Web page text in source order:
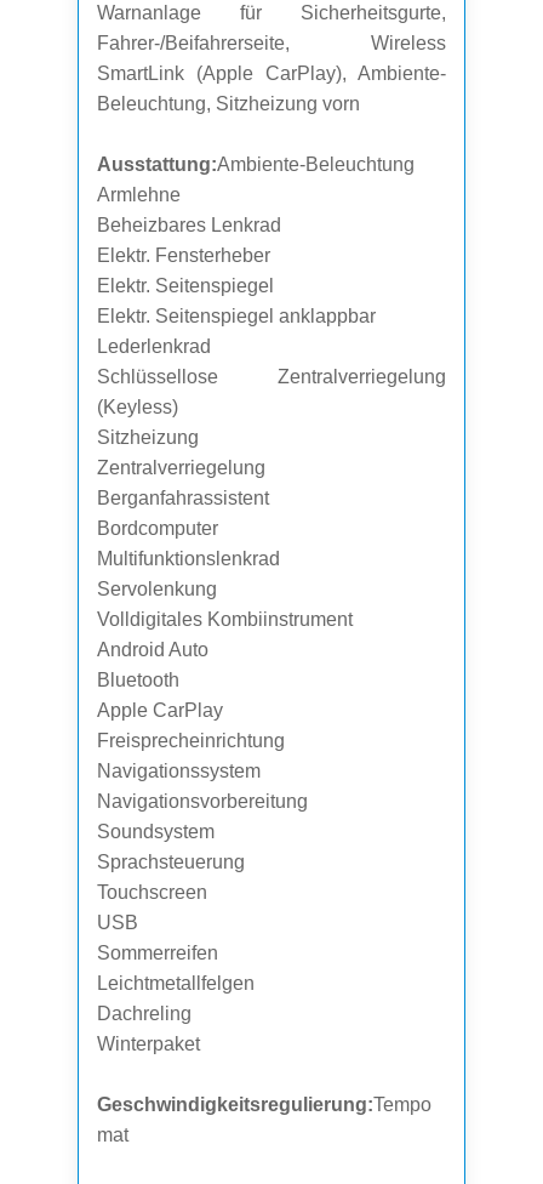
Warnanlage für Sicherheitsgurte,
Fahrer-/Beifahrerseite, Wireless
SmartLink (Apple CarPlay), Ambiente-
Beleuchtung, Sitzheizung vorn
Ausstattung:Ambiente-Beleuchtung
Armlehne
Beheizbares Lenkrad
Elektr. Fensterheber
Elektr. Seitenspiegel
Elektr. Seitenspiegel anklappbar
Lederlenkrad
Schlüssellose Zentralverriegelung
(Keyless)
Sitzheizung
Zentralverriegelung
Berganfahrassistent
Bordcomputer
Multifunktionslenkrad
Servolenkung
Volldigitales Kombiinstrument
Android Auto
Bluetooth
Apple CarPlay
Freisprecheinrichtung
Navigationssystem
Navigationsvorbereitung
Soundsystem
Sprachsteuerung
Touchscreen
USB
Sommerreifen
Leichtmetallfelgen
Dachreling
Winterpaket
Geschwindigkeitsregulierung:Tempo
mat